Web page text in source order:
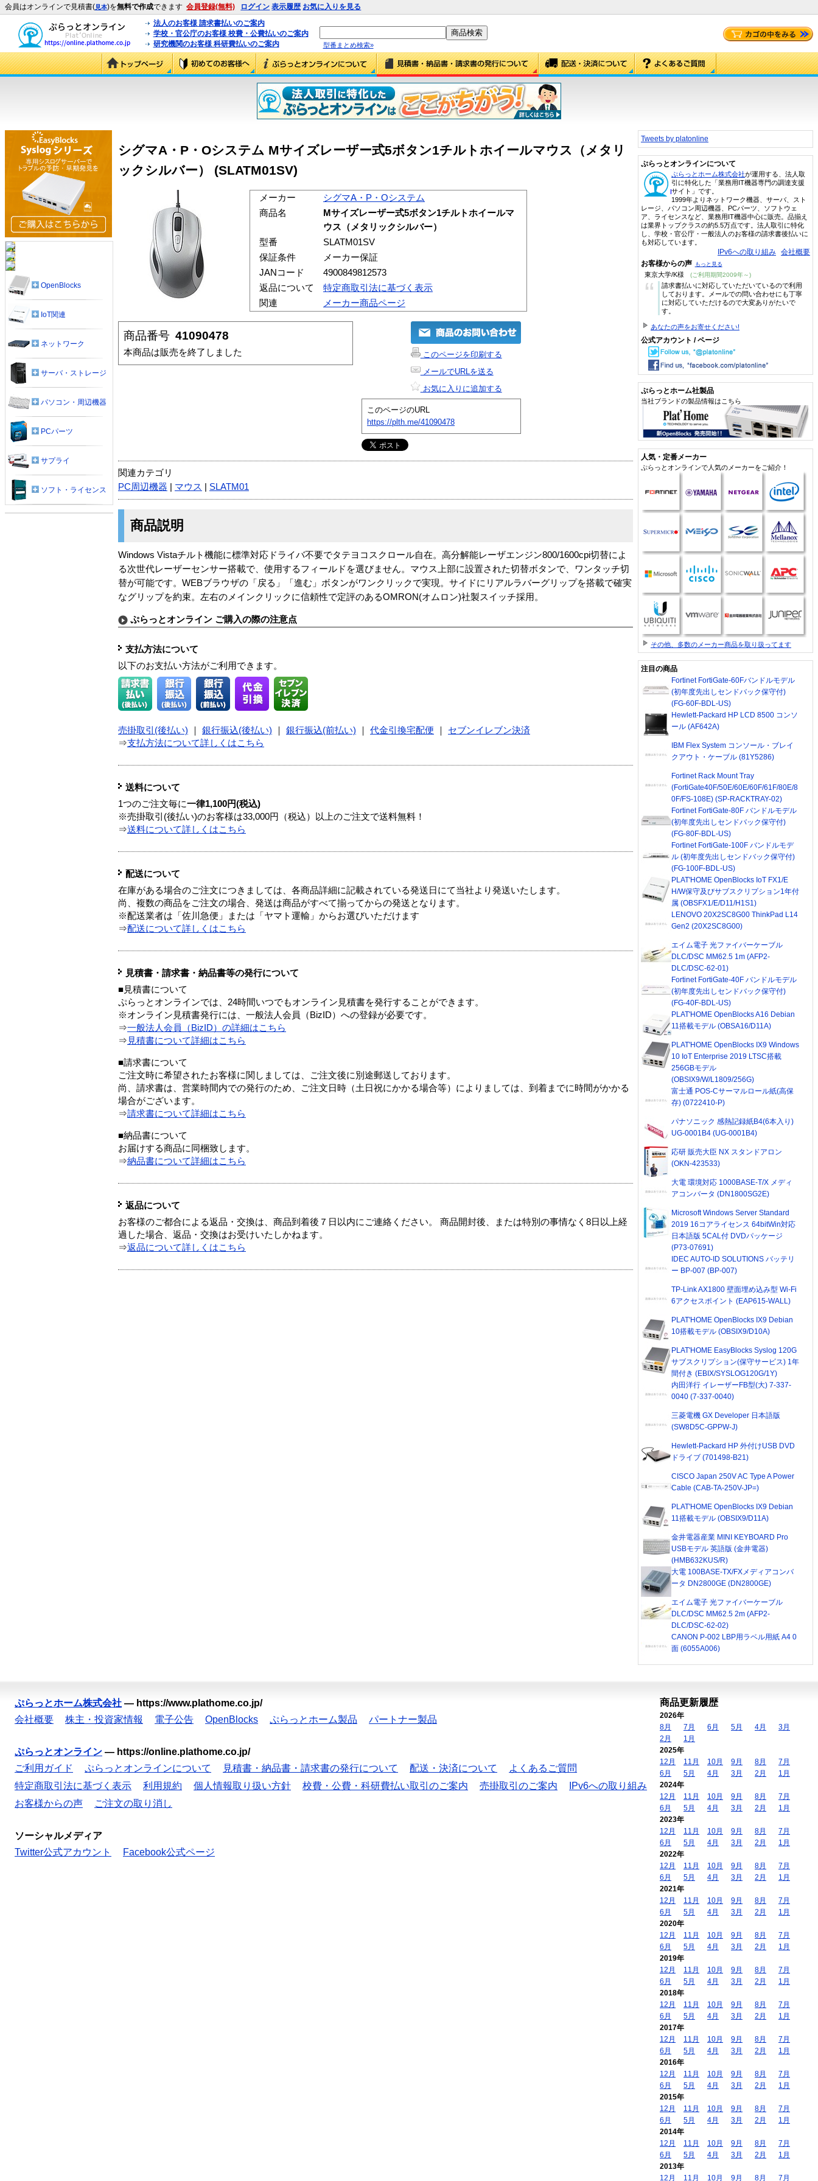
会員はオンラインで見積書(見本)を無料で作成できます 会員登録(無料) ログイン 表示履歴 お気に入りを見る
法人のお客様 請求書払いのご案内
学校・官公庁のお客様 校費・公費払いのご案内
研究機関のお客様 科研費払いのご案内
型番まとめ検索»
シグマA・P・Oシステム Mサイズレーザー式5ボタン1チルトホイールマウス（メタリ
ックシルバー） (SLATM01SV)
メーカー
シグマA・P・Oシステム
商品名
Mサイズレーザー式5ボタン1チルトホイールマ
ウス（メタリックシルバー）
型番
SLATM01SV
保証条件
メーカー保証
JANコード
4900849812573
返品について
特定商取引法に基づく表示
関連
メーカー商品ページ
商品番号 41090478
本商品は販売を終了しました
このページを印刷する
メールでURLを送る
お気に入りに追加する
このページのURL
https://plth.me/41090478
関連カテゴリ
PC周辺機器
マウス SLATM01
商品説明
Windows Vistaチルト機能に標準対応ドライバ不要でタテヨコスクロール自在。高分解能レーザエンジン800/1600cpi切替によ
る次世代レーザーセンサー搭載で、使用するフィールドを選びません。マウス上部に設置された切替ボタンで、ワンタッチ切
替が可能です。WEBブラウザの「戻る」「進む」ボタンがワンクリックで実現。サイドにリアルラバーグリップを搭載で確実
なグリップを約束。左右のメインクリックに信頼性で定評のあるOMRON(オムロン)社製スイッチ採用。
ぷらっとオンライン ご購入の際の注意点
支払方法について
以下のお支払い方法がご利用できます。
売掛取引(後払い) 銀行振込(後払い) 銀行振込(前払い) 代金引換宅配便
セブンイレブン決済
⇒支払方法について詳しくはこちら
送料について
1つのご注文毎に一律1,100円(税込)
※売掛取引(後払い)のお客様は33,000円（税込）以上のご注文で送料無料！
⇒送料について詳しくはこちら
配送について
在庫がある場合のご注文につきましては、各商品詳細に記載されている発送日にて当社より発送いたします。
尚、複数の商品をご注文の場合、発送は商品がすべて揃ってからの発送となります。
※配送業者は「佐川急便」または「ヤマト運輸」からお選びいただけます
⇒配送について詳しくはこちら
見積書・請求書・納品書等の発行について
■見積書について
ぷらっとオンラインでは、24時間いつでもオンライン見積書を発行することができます。
※オンライン見積書発行には、一般法人会員（BizID）への登録が必要です。
⇒一般法人会員（BizID）の詳細はこちら
⇒ 見積書について詳細はこちら
■請求書について
ご注文時に希望されたお客様に関しましては、ご注文後に別途郵送しております。
尚、請求書は、営業時間内での発行のため、ご注文日時（土日祝にかかる場合等）によりましては、到着までに時間がかかる
場合がございます。
⇒請求書について詳細はこちら
■納品書について
お届けする商品に同梱致します。
⇒納品書について詳細はこちら
返品について
お客様のご都合による返品・交換は、商品到着後７日以内にご連絡ください。 商品開封後、または特別の事情なく8日以上経
過した場合、返品・交換はお受けいたしかねます。
⇒返品について詳しくはこちら
OpenBlocks
IoT関連
ネットワーク
サーバ・ストレージ
パソコン・周辺機器
PCパーツ
サプライ
ソフト・ライセンス
Tweets by platonline
ぷらっとオンラインについて
ぷらっとホーム株式会社が運用する、法人取
引に特化した「業務用IT機器専門の調達支援
サイト」です。
1999年よりネットワーク機器、サーバ、スト
レージ、パソコン周辺機器、PCパーツ、ソフトウェ
ア、ライセンスなど、業務用IT機器中心に販売。品揃え
は業界トップクラスの約5.5万点です。法人取引に特化
し、学校・官公庁・一般法人のお客様の請求書後払いに
も対応しています。
IPv6への取り組み 会社概要
お客様からの声 もっと見る
東京大学/K様 (ご利用期間2009年～)
“
請求書払いに対応していただいているので利用
しております。メールでの問い合わせにも丁寧
に対応していただけるので大変ありがたいで
す。
あなたの声をお寄せください!
公式アカウント / ページ
ぷらっとホーム社製品
当社ブランドの製品情報はこちら
人気・定番メーカー
ぷらっとオンラインで人気のメーカーをご紹介！
その他、多数のメーカー商品を取り扱ってます
注目の商品
Fortinet FortiGate-60Fバンドルモデル
(初年度先出しセンドバック保守付)
(FG-60F-BDL-US)
Hewlett-Packard HP LCD 8500 コンソ
ール (AF642A)
IBM Flex System コンソール・ブレイ
クアウト・ケーブル (81Y5286)
Fortinet Rack Mount Tray
(FortiGate40F/50E/60E/60F/61F/80E/8
0F/FS-108E) (SP-RACKTRAY-02)
Fortinet FortiGate-80F バンドルモデル
(初年度先出しセンドバック保守付)
(FG-80F-BDL-US)
Fortinet FortiGate-100F バンドルモデ
ル (初年度先出しセンドバック保守付)
(FG-100F-BDL-US)
PLAT'HOME OpenBlocks IoT FX1/E
H/W保守及びサブスクリプション1年付
属 (OBSFX1/E/D11/H1S1)
LENOVO 20X2SC8G00 ThinkPad L14
Gen2 (20X2SC8G00)
エイム電子 光ファイバーケーブル
DLC/DSC MM62.5 1m (AFP2-
DLC/DSC-62-01)
Fortinet FortiGate-40F バンドルモデル
(初年度先出しセンドバック保守付)
(FG-40F-BDL-US)
PLAT'HOME OpenBlocks A16 Debian
11搭載モデル (OBSA16/D11A)
PLAT'HOME OpenBlocks IX9 Windows
10 IoT Enterprise 2019 LTSC搭載
256GBモデル
(OBSIX9/W/L1809/256G)
富士通 POS-Cサーマルロール紙(高保
存) (0722410-P)
パナソニック 感熱記録紙B4(6本入り)
UG-0001B4 (UG-0001B4)
応研 販売大臣 NX スタンドアロン
(OKN-423533)
大電 環境対応 1000BASE-T/X メディ
アコンバータ (DN1800SG2E)
Microsoft Windows Server Standard
2019 16コアライセンス 64bitWin対応
日本語版 5CAL付 DVDパッケージ
(P73-07691)
IDEC AUTO-ID SOLUTIONS バッテリ
ー BP-007 (BP-007)
TP-Link AX1800 壁面埋め込み型 Wi-Fi
6アクセスポイント (EAP615-WALL)
PLAT'HOME OpenBlocks IX9 Debian
10搭載モデル (OBSIX9/D10A)
PLAT'HOME EasyBlocks Syslog 120G
サブスクリプション(保守サービス) 1年
間付き (EBIX/SYSLOG120G/1Y)
内田洋行 イレーザーFB型(大) 7-337-
0040 (7-337-0040)
三菱電機 GX Developer 日本語版
(SW8D5C-GPPW-J)
Hewlett-Packard HP 外付けUSB DVD
ドライブ (701498-B21)
CISCO Japan 250V AC Type A Power
Cable (CAB-TA-250V-JP=)
PLAT'HOME OpenBlocks IX9 Debian
11搭載モデル (OBSIX9/D11A)
金井電器産業 MINI KEYBOARD Pro
USBモデル 英語版 (金井電器)
(HMB632KUS/R)
大電 100BASE-TX/FXメディアコンバ
ータ DN2800GE (DN2800GE)
エイム電子 光ファイバーケーブル
DLC/DSC MM62.5 2m (AFP2-
DLC/DSC-62-02)
CANON P-002 LBP用ラベル用紙 A4 0
面 (6055A006)
ぷらっとホーム株式会社 — https://www.plathome.co.jp/
会社概要
株主・投資家情報 電子公告 OpenBlocks ぷらっとホーム製品 パートナー製品
ぷらっとオンライン — https://online.plathome.co.jp/
ご利用ガイド
ぷらっとオンラインについて 見積書・納品書・請求書の発行について 配送・決済について
よくあるご質問
特定商取引法に基づく表示
利用規約 個人情報取り扱い方針 校費・公費・科研費払い取引のご案内 売掛取引のご案内
IPv6への取り組み
お客様からの声
ご注文の取り消し
ソーシャルメディア
Twitter公式アカウント
Facebook公式ページ
商品更新履歴
2026年
8月
7月 6月 5月 4月
3月
2月
1月
2025年
12月
11月 10月 9月 8月
7月
6月
5月 4月 3月 2月
1月
2024年
12月
11月 10月 9月 8月
7月
6月
5月 4月 3月 2月
1月
2023年
12月
11月 10月 9月 8月
7月
6月
5月 4月 3月 2月
1月
2022年
12月
11月 10月 9月 8月
7月
6月
5月 4月 3月 2月
1月
2021年
12月
11月 10月 9月 8月
7月
6月
5月 4月 3月 2月
1月
2020年
12月
11月 10月 9月 8月
7月
6月
5月 4月 3月 2月
1月
2019年
12月
11月 10月 9月 8月
7月
6月
5月 4月 3月 2月
1月
2018年
12月
11月 10月 9月 8月
7月
6月
5月 4月 3月 2月
1月
2017年
12月
11月 10月 9月 8月
7月
6月
5月 4月 3月 2月
1月
2016年
12月
11月 10月 9月 8月
7月
6月
5月 4月 3月 2月
1月
2015年
12月
11月 10月 9月 8月
7月
6月
5月 4月 3月 2月
1月
2014年
12月
11月 10月 9月 8月
7月
6月
5月 4月 3月 2月
1月
2013年
12月
11月 10月 9月 8月 7月